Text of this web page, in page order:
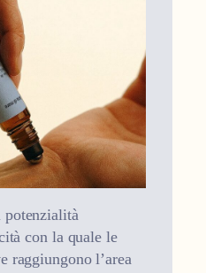
potenzialità
con la quale le
raggiungono l’area